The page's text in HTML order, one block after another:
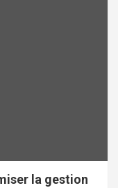
la gestion